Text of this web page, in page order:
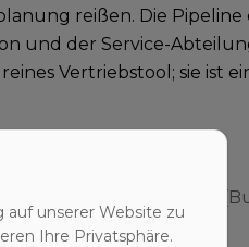
reißen. Die
und der Service-
Vertriebstool; sie ist
Fortschritt des Käufers
strukturiert.
unserer Website zu
Ihre Privatsphäre.